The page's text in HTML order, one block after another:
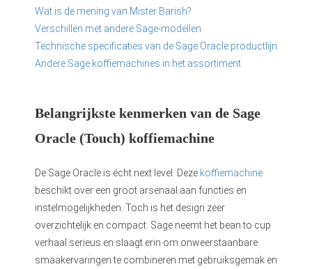
Wat is de mening van Mister Barish?
Verschillen met andere Sage-modellen
Technische specificaties van de Sage Oracle productlijn
Andere Sage koffiemachines in het assortiment
Belangrijkste kenmerken van de Sage
Oracle (Touch) koffiemachine
De Sage Oracle is écht next level. Deze koffiemachine
beschikt over een groot arsenaal aan functies en
instelmogelijkheden. Toch is het design zeer
overzichtelijk en compact. Sage neemt het bean to cup
verhaal serieus en slaagt erin om onweerstaanbare
smaakervaringen te combineren met gebruiksgemak en